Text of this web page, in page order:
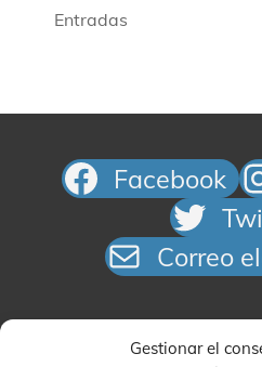
Gestionar el
Entradas
Facebook
Correo